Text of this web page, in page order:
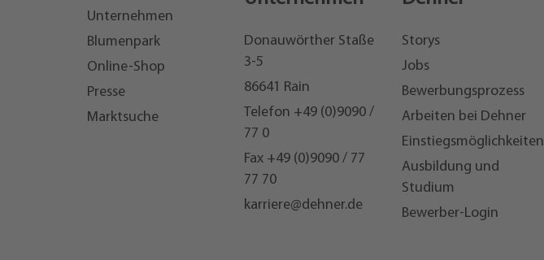
Unternehmen
Blumenpark
Online-Shop
Presse
Marktsuche
Donauwörther Staße
3-5
86641 Rain
Telefon +49 (0)9090 /
77 0
Fax +49 (0)9090 / 77
77 70
karriere@dehner.de
Storys
Jobs
Bewerbungsprozess
Arbeiten bei Dehner
Einstiegsmöglichkeiten
Ausbildung und
Studium
Bewerber-Login